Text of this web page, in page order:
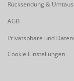
Rücksendung &
AGB
Privatsphäre und
Cookie Einstellungen